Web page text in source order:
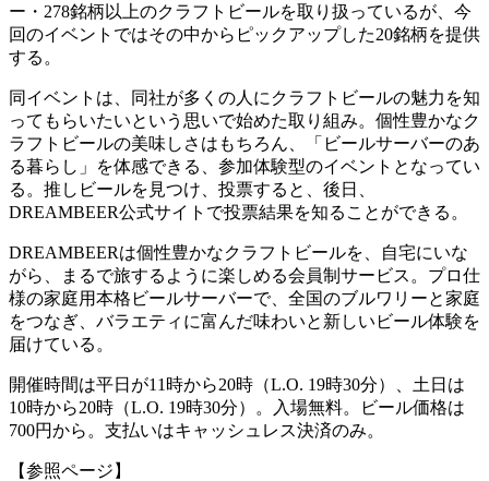
ー・278銘柄以上のクラフトビールを取り扱っているが、今
回のイベントではその中からピックアップした20銘柄を提供
する。
同イベントは、同社が多くの人にクラフトビールの魅力を知
ってもらいたいという思いで始めた取り組み。個性豊かなク
ラフトビールの美味しさはもちろん、「ビールサーバーのあ
る暮らし」を体感できる、参加体験型のイベントとなってい
る。推しビールを見つけ、投票すると、後日、
DREAMBEER公式サイトで投票結果を知ることができる。
DREAMBEERは個性豊かなクラフトビールを、自宅にいな
がら、まるで旅するように楽しめる会員制サービス。プロ仕
様の家庭用本格ビールサーバーで、全国のブルワリーと家庭
をつなぎ、バラエティに富んだ味わいと新しいビール体験を
届けている。
開催時間は平日が11時から20時（L.O. 19時30分）、土日は
10時から20時（L.O. 19時30分）。入場無料。ビール価格は
700円から。支払いはキャッシュレス決済のみ。
【参照ページ】